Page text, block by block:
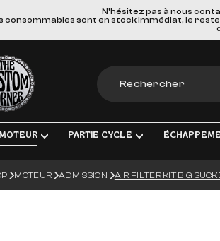
N'hésitez pas à nous
consommables sont en stock immédiat, le
Custom Corner
MOTEUR
& PIÈCES DE RECHANGE
PARTIE CYCLE
TRANSMISSION FINALE
LIGNES
MOTEUR ADMISSION AIR FILTER KIT BIG